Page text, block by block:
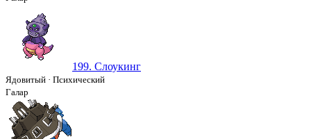
199. Слоукинг
Ядовитый · Психический
Галар